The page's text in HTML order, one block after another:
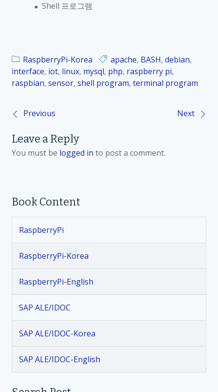
■ Shell 프로그램
RaspberryPi-Korea apache, BASH, debian,
interface, iot, linux, mysql, php, raspberry pi,
raspbian, sensor, shell program, terminal program
P
o
n
a
v
g
a
i
Previous Next
Leave a Reply
You must be logged in to post a comment.
Book Content
RaspberryPi
RaspberryPi-Korea
RaspberryPi-English
SAP ALE/IDOC
SAP ALE/IDOC-Korea
SAP ALE/IDOC-English